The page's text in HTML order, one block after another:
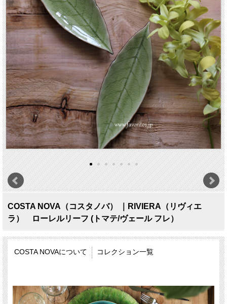
COSTA NOVA（コスタノバ） ｜RIVIERA（リヴィエ
ラ） ローレルリーフ (トマテ/ヴェール フレ）
COSTA NOVAについて コレクション一覧